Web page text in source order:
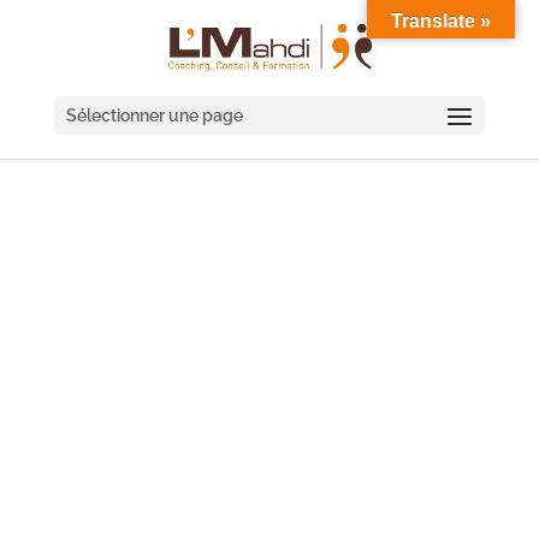
Sélectionner une page
Translate »